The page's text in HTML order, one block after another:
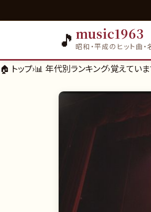
🎵 music1963
昭和・平成のヒット曲・
🏠 トップ›📊 年代別ランキング›覚えてい